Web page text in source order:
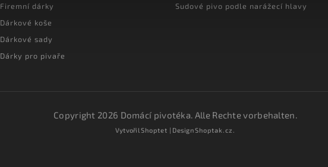
Firemní dárky
Dárkové koše
Dárkové sady
Dárky pro pivaře
Sudové pivo podle narážecí hlavy
Copyright 2026 Domácí pivotéka . Alle Rechte vorbehalten.
VytvořilShoptet | DesignShoptak.cz.